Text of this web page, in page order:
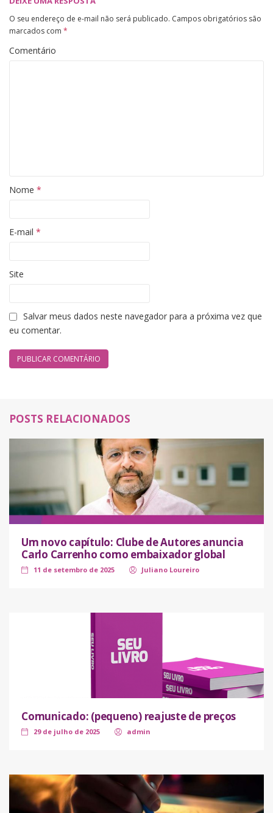
O seu endereço de e-mail não será publicado. Campos obrigatórios são
marcados com *
Comentário
Nome *
E-mail *
Site
Salvar meus dados neste navegador para a próxima vez que
eu comentar.
POSTS RELACIONADOS
Um novo capítulo: Clube de Autores anuncia
Carlo Carrenho como embaixador global
11 de setembro de 2025 Juliano Loureiro
Comunicado: (pequeno) reajuste de preços
29 de julho de 2025 admin